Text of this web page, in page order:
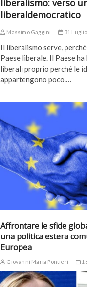
liberalismo: verso
liberaldemocratico
Massimo Gaggini 31
Il liberalismo serve,
Paese liberale. Il Paese
liberali proprio perché le
appartengono poco.…
Affrontare le sfide
una politica estera
Europea
Giovanni Maria Pontieri